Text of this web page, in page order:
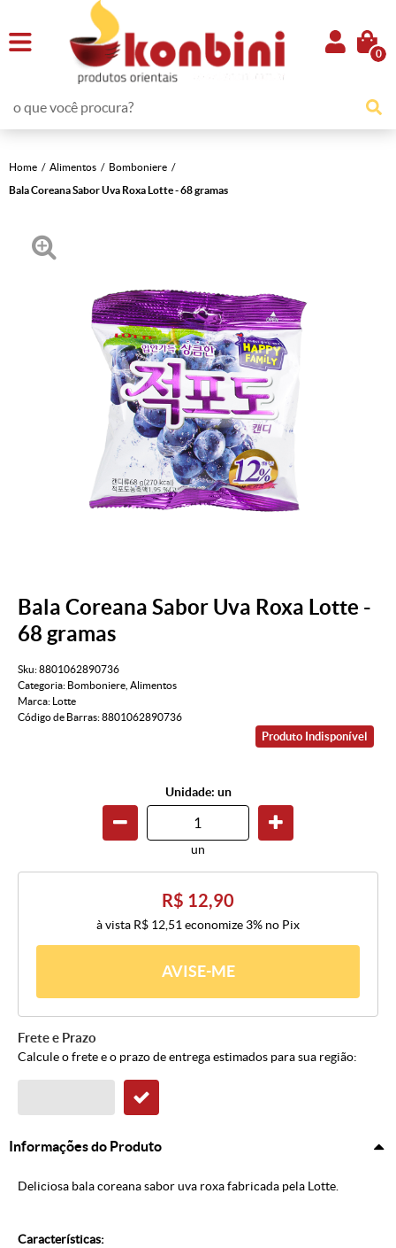
0
Home Alimentos
Bomboniere
Bala Coreana Sabor Uva Roxa Lotte - 68 gramas
Bala Coreana Sabor Uva Roxa Lotte -
68 gramas
Sku:8801062890736
Categoria: Bomboniere Alimentos
Marca:
Lotte
Código de Barras:8801062890736
Produto Indisponível
Unidade: un
un
R$ 12,90
à vista R$ 12,51 economize 3% no Pix
AVISE-ME
Frete e Prazo
Calcule o frete e o prazo de entrega estimados para sua região:
Informações do Produto
Deliciosa bala coreana sabor uva roxa fabricada pela Lotte.
Características: